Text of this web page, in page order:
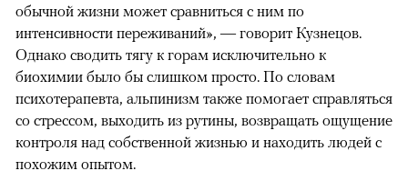
обычной жизни может сравниться с ним по
интенсивности переживаний», — говорит Кузнецов.
Однако сводить тягу к горам исключительно к
биохимии было бы слишком просто. По словам
психотерапевта, альпинизм также помогает справляться
со стрессом, выходить из рутины, возвращать ощущение
контроля над собственной жизнью и находить людей с
похожим опытом.